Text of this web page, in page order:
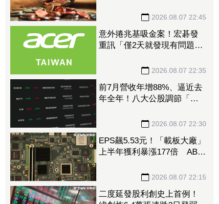
2026.08.07 22:45
意外捲兆基吸金案！宏碁發
重訊「僅2天就發現有問題」
2026.08.07 22:35
前7月營收年增88%、逼近去
年全年！八大公股調節「這
2026.08.07 22:30
EPS飆5.53元！「載板大廠」
上半年獲利暴漲177倍 ABF
2026.08.07 22:15
二度延發股利創史上首例！